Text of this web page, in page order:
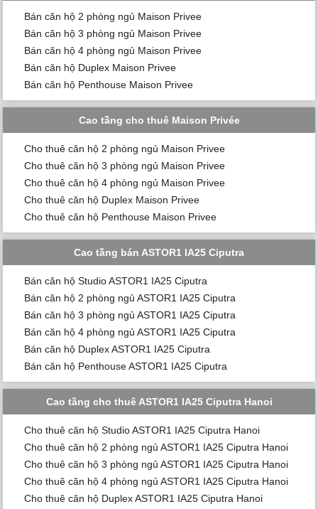
Bán căn hộ 2 phòng ngủ Maison Privee
Bán căn hộ 3 phòng ngủ Maison Privee
Bán căn hộ 4 phòng ngủ Maison Privee
Bán căn hộ Duplex Maison Privee
Bán căn hộ Penthouse Maison Privee
Cao tầng cho thuê Maison Privée
Cho thuê căn hộ 2 phòng ngủ Maison Privee
Cho thuê căn hộ 3 phòng ngủ Maison Privee
Cho thuê căn hộ 4 phòng ngủ Maison Privee
Cho thuê căn hộ Duplex Maison Privee
Cho thuê căn hộ Penthouse Maison Privee
Cao tầng bán ASTOR1 IA25 Ciputra
Bán căn hộ Studio ASTOR1 IA25 Ciputra
Bán căn hộ 2 phòng ngủ ASTOR1 IA25 Ciputra
Bán căn hộ 3 phòng ngủ ASTOR1 IA25 Ciputra
Bán căn hộ 4 phòng ngủ ASTOR1 IA25 Ciputra
Bán căn hộ Duplex ASTOR1 IA25 Ciputra
Bán căn hộ Penthouse ASTOR1 IA25 Ciputra
Cao tầng cho thuê ASTOR1 IA25 Ciputra Hanoi
Cho thuê căn hộ Studio ASTOR1 IA25 Ciputra Hanoi
Cho thuê căn hộ 2 phòng ngủ ASTOR1 IA25 Ciputra Hanoi
Cho thuê căn hộ 3 phòng ngủ ASTOR1 IA25 Ciputra Hanoi
Cho thuê căn hộ 4 phòng ngủ ASTOR1 IA25 Ciputra Hanoi
Cho thuê căn hộ Duplex ASTOR1 IA25 Ciputra Hanoi